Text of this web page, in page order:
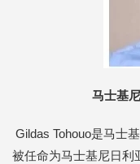
马士基
Gildas Tohouo是马士
被任命为马士基尼日利